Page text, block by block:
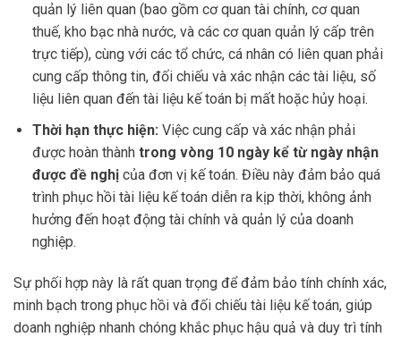
quản lý liên quan (bao gồm cơ quan tài chính, cơ quan
thuế, kho bạc nhà nước, và các cơ quan quản lý cấp trên
trực tiếp), cùng với các tổ chức, cá nhân có liên quan phải
cung cấp thông tin, đối chiếu và xác nhận các tài liệu, số
liệu liên quan đến tài liệu kế toán bị mất hoặc hủy hoại.
Thời hạn thực hiện: Việc cung cấp và xác nhận phải
được hoàn thành trong vòng 10 ngày kể từ ngày nhận
được đề nghịcủa đơn vị kế toán. Điều này đảm bảo quá
trình phục hồi tài liệu kế toán diễn ra kịp thời, không ảnh
hưởng đến hoạt động tài chính và quản lý của doanh
nghiệp.
Sự phối hợp này là rất quan trọng để đảm bảo tính chính xác,
minh bạch trong phục hồi và đối chiếu tài liệu kế toán, giúp
doanh nghiệp nhanh chóng khắc phục hậu quả và duy trì tính